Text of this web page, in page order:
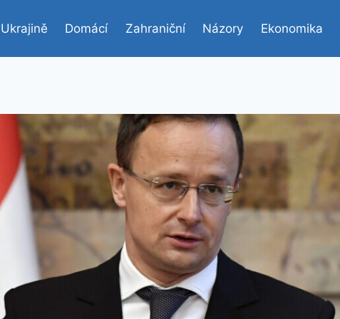
Domácí Zahraniční Názory Ekonomika